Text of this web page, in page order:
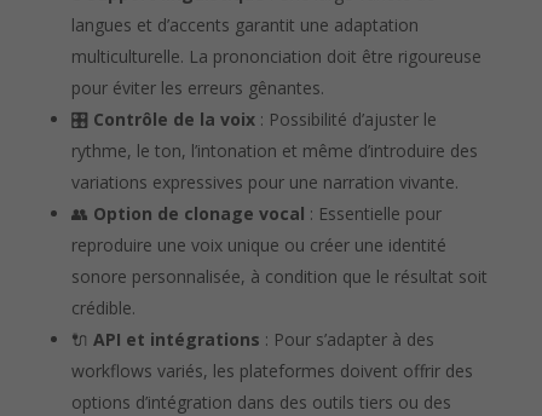
langues et d’accents garantit une adaptation
multiculturelle. La prononciation doit être rigoureuse
pour éviter les erreurs gênantes.
🎛️ Contrôle de la voix: Possibilité d’ajuster le
rythme, le ton, l’intonation et même d’introduire des
variations expressives pour une narration vivante.
👥 Option de clonage vocal : Essentielle pour
reproduire une voix unique ou créer une identité
sonore personnalisée, à condition que le résultat soit
crédible.
🔌 API et intégrations : Pour s’adapter à des
workflows variés, les plateformes doivent offrir des
options d’intégration dans des outils tiers ou des